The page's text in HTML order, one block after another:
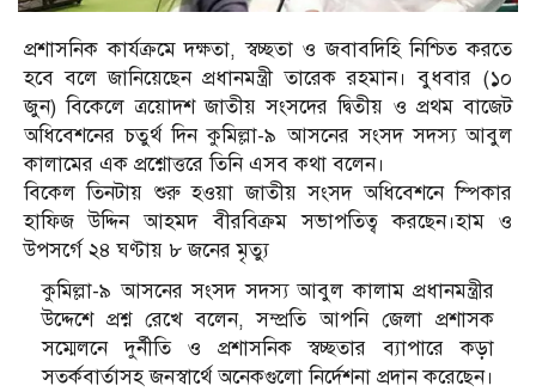
প্রশাসনিক কার্যক্রমে দক্ষতা, স্বচ্ছতা ও জবাবদিহি নিশ্চিত করতে
হবে বলে জানিয়েছেন প্রধানমন্ত্রী তারেক রহমান। বুধবার (১০
জুন) বিকেলে ত্রয়োদশ জাতীয় সংসদের দ্বিতীয় ও প্রথম বাজেট
অধিবেশনের চতুর্থ দিন কুমিল্লা-৯ আসনের সংসদ সদস্য আবুল
কালামের এক প্রশ্নোত্তরে তিনি এসব কথা বলেন।
বিকেল তিনটায় শুরু হওয়া জাতীয় সংসদ অধিবেশনে স্পিকার
হাফিজ উদ্দিন আহমদ বীরবিক্রম সভাপতিত্ব করছেন।হাম ও
উপসর্গে ২৪ ঘণ্টায় ৮ জনের মৃত্যু
কুমিল্লা-৯ আসনের সংসদ সদস্য আবুল কালাম প্রধানমন্ত্রীর
উদ্দেশে প্রশ্ন রেখে বলেন, সম্প্রতি আপনি জেলা প্রশাসক
সম্মেলনে দুর্নীতি ও প্রশাসনিক স্বচ্ছতার ব্যাপারে কড়া
সতর্কবার্তাসহ জনস্বার্থে অনেকগুলো নির্দেশনা প্রদান করেছেন।